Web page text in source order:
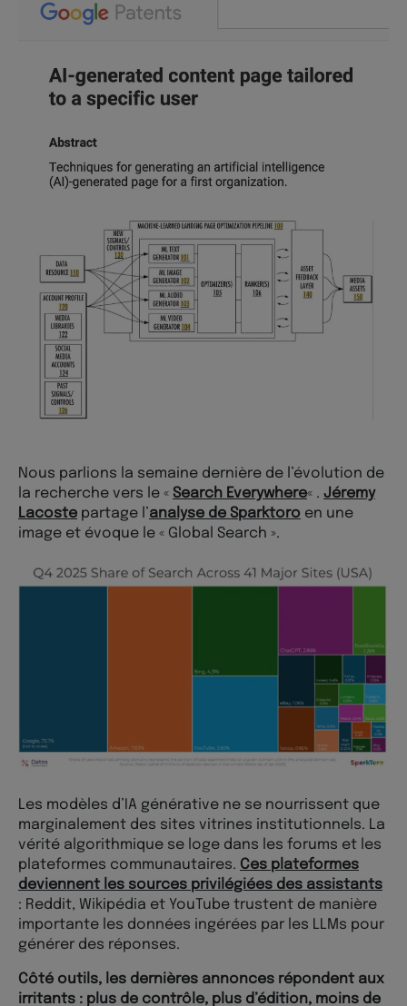
Nous parlions la semaine dernière de l’évolution de
la recherche vers le « Search Everywhere« . Jéremy
Lacoste partage l’analyse de Sparktoro en une
image et évoque le « Global Search ».
Les modèles d’IA générative ne se nourrissent que
marginalement des sites vitrines institutionnels. La
vérité algorithmique se loge dans les forums et les
plateformes communautaires. Ces plateformes
deviennent les sources privilégiées des assistants
: Reddit, Wikipédia et YouTube trustent de manière
importante les données ingérées par les LLMs pour
générer des réponses.
Côté outils, les dernières annonces répondent aux
irritants : plus de contrôle, plus d’édition, moins de